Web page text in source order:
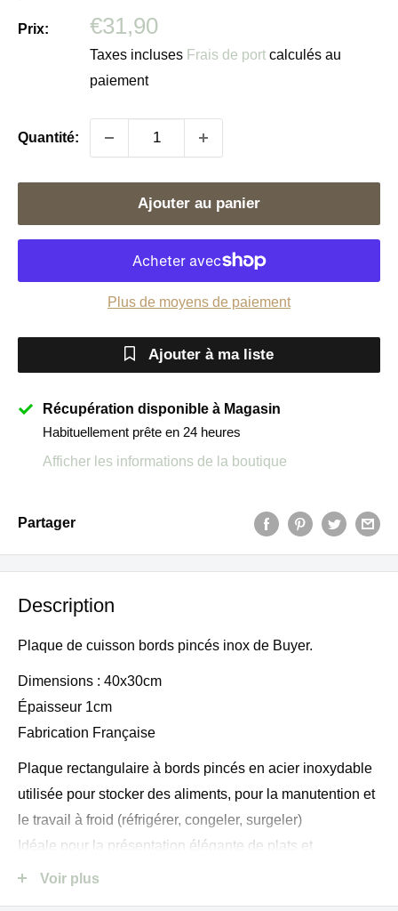
Prix:
Prix
réduit
€31,90
Taxes incluses Frais de port calculés au
paiement
Quantité:
Ajouter au panier
Plus de moyens de paiement
Ajouter à ma liste
Récupération disponible à Magasin
Habituellement prête en 24 heures
Afficher les informations de la boutique
Partager
Description
Plaque de cuisson bords pincés inox de Buyer.
Dimensions : 40x30cm
Épaisseur 1cm
Fabrication Française
Plaque rectangulaire à bords pincés en acier inoxydable
utilisée pour stocker des aliments, pour la manutention et
le travail à froid (réfrigérer, congeler, surgeler)
Idéale pour la présentation élégante de plats et
pâtisseries grâce à son polissage miroir haut de gamme.
Voir plus